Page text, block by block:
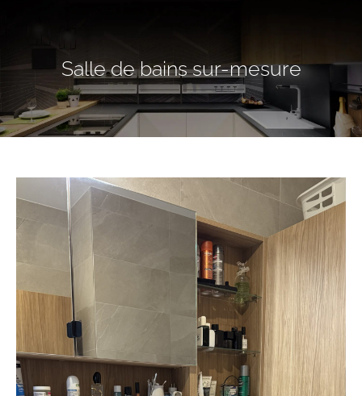
Salle de bains sur-mesure